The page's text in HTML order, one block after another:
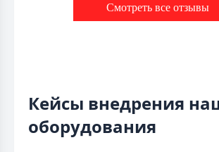
Смотреть все отзывы
Кейсы внедрения
оборудования